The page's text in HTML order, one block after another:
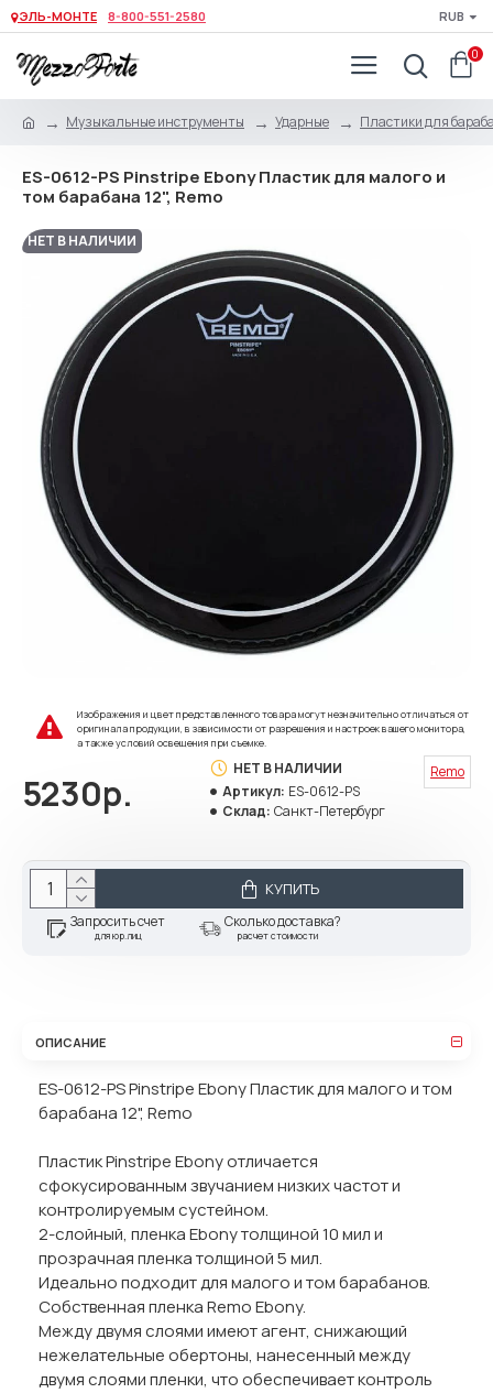
ЭЛЬ-МОНТЕ 8-800-551-2580 RUB
0
Музыкальные инструменты Ударные Пластики для
ES-0612-PS Pinstripe Ebony Пластик для малого и
том барабана 12", Remo
НЕТ В НАЛИЧИИ
Изображения и цвет представленного товара могут незначительно отличаться от
оригинала продукции, в зависимости от разрешения и настроек вашего монитора,
а также условий освещения при съемке.
5230р.
НЕТ В НАЛИЧИИ
Артикул: ES-0612-PS
Склад: Санкт-Петербург
Remo
КУПИТЬ
Запросить счет
для юр.лиц
Сколько доставка?
расчет стоимости
ОПИСАНИЕ
ES-0612-PS Pinstripe Ebony Пластик для малого и том
барабана 12", Remo
Пластик Pinstripe Ebony отличается
сфокусированным звучанием низких частот и
контролируемым сустейном.
2-слойный, пленка Ebony толщиной 10 мил и
прозрачная пленка толщиной 5 мил.
Идеально подходит для малого и том барабанов.
Собственная пленка Remo Ebony.
Между двумя слоями имеют агент, снижающий
нежелательные обертоны, нанесенный между
двумя слоями пленки, что обеспечивает контроль